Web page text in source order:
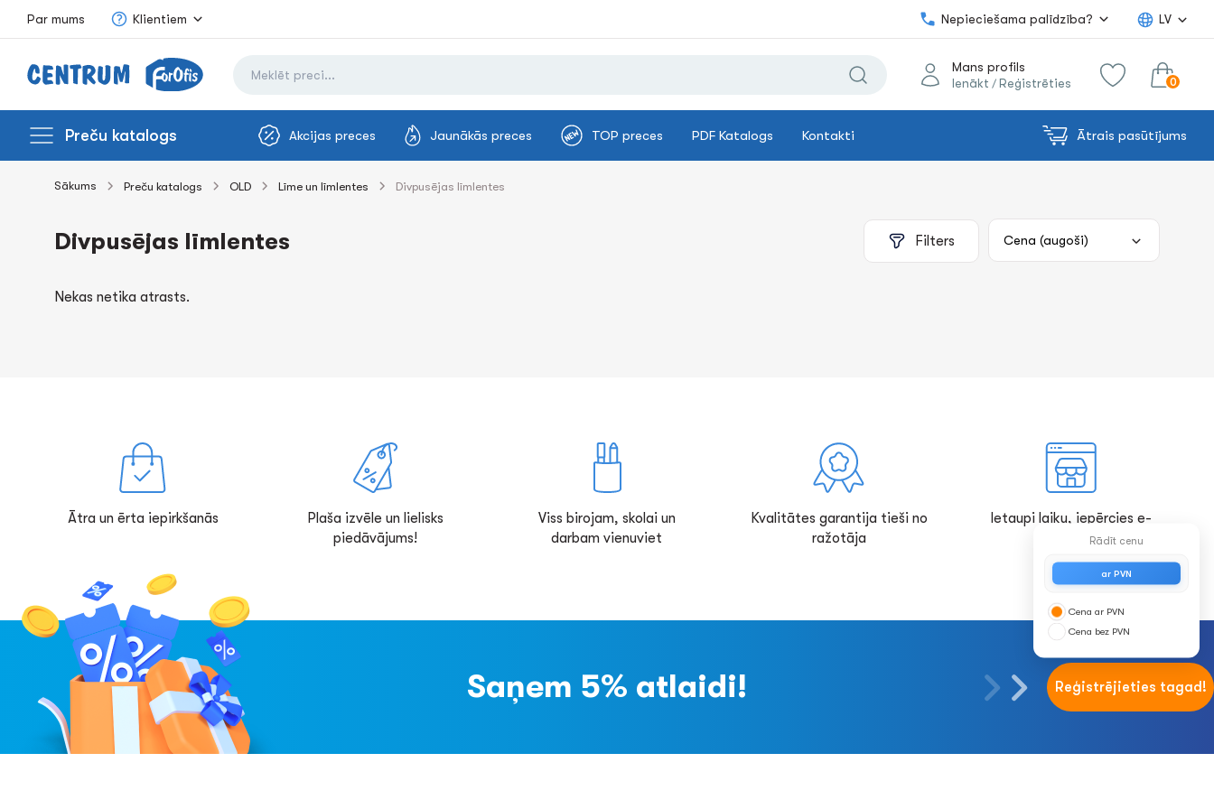
Par mums Klientiem Nepieciešama palīdzība? LV
Mans profils
Ienākt / Reģistrēties 0
Preču katalogs Akcijas preces Jaunākās preces TOP preces PDF Katalogs Kontakti Ātrais pasūtījums
Sākums Preču katalogs OLD Līme un līmlentes Divpusējas līmlentes
Divpusējas līmlentes Filters
Nekas netika atrasts.
Rādīt cenu
ar PVN
Cena ar PVN
Cena bez PVN
Ātra un ērta iepirkšanās
Plaša izvēle un lielisks
piedāvājums!
Viss birojam, skolai un
darbam vienuviet
Kvalitātes garantija tieši no
ražotāja
Ietaupi laiku, iepērcies e-
veikalā!
Saņem 5% atlaidi! Reģistrējieties tagad!